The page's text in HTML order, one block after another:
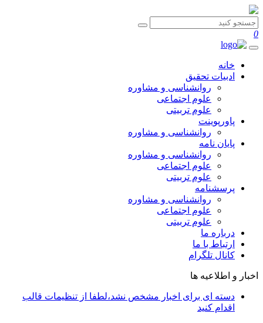
0
خانه
ادبیات تحقیق
روانشناسی و مشاوره
علوم اجتماعی
علوم تربیتی
پاورپوینت
روانشناسی و مشاوره
پایان نامه
روانشناسی و مشاوره
علوم اجتماعی
علوم تربیتی
پرسشنامه
روانشناسی و مشاوره
علوم اجتماعی
علوم تربیتی
درباره ما
ارتباط با ما
کانال تلگرام
اخبار و اطلاعیه ها
دسته ای برای اخبار مشخص نشد،لطفا از تنظیمات قالب
اقدام کنید